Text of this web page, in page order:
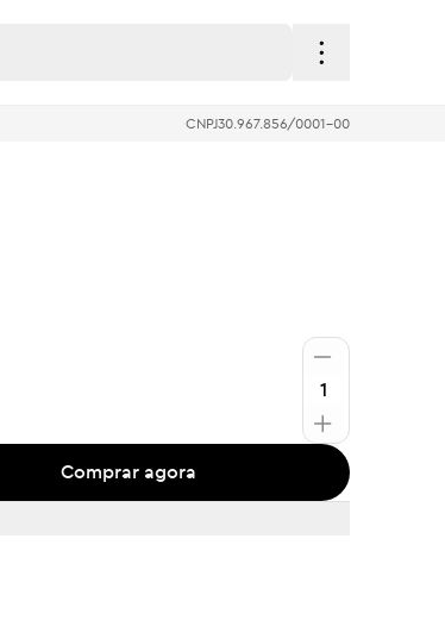
CNPJ30.967.856/0001-00
Comprar agora